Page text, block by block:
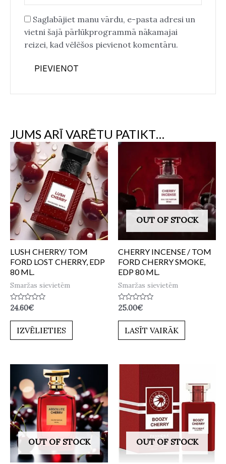
Saglabājiet manu vārdu, e-pasta adresi un
vietni šajā pārlūkprogrammā nākamajai
reizei, kad vēlēšos pievienot komentāru.
JUMS ARĪ VARĒTU PATIKT…
LUSH CHERRY/ TOM
FORD LOST CHERRY, EDP
80 ML.
Smaržas sievietēm
Novērtēts
0
24.60€
IZVĒLIETIES
OUT OF STOCK
CHERRY INCENSE / TOM
FORD CHERRY SMOKE,
EDP 80 ML.
Smaržas sievietēm
Novērtēts
0
25.00€
LASĪT VAIRĀK
OUT OF STOCK OUT OF STOCK